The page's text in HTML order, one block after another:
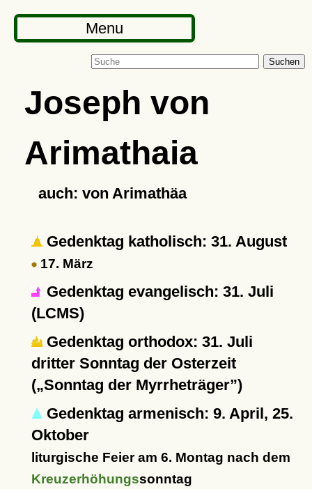
Menu
Suchen
Joseph von
Arimathaia
auch: von Arimathäa
Gedenktag katholisch: 31. August
17. März
Gedenktag evangelisch: 31. Juli
(LCMS)
Gedenktag orthodox: 31. Juli
dritter Sonntag der Osterzeit
( Sonntag der Myrrheträger )
Gedenktag armenisch: 9. April, 25.
Oktober
liturgische Feier am 6. Montag nach dem
Kreuzerhöhungssonntag